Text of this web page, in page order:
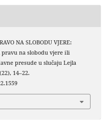
NA SLOBODU VJERE:
na slobodu vjere ili
presude u slučaju Lejla
14–22.